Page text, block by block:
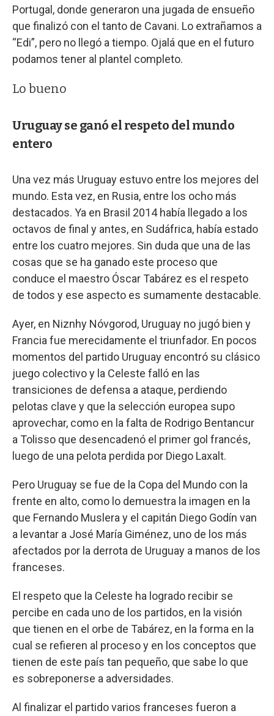
Portugal, donde generaron una jugada de ensueño
que finalizó con el tanto de Cavani. Lo extrañamos a
“Edi”, pero no llegó a tiempo. Ojalá que en el futuro
podamos tener al plantel completo.
Lo bueno
Uruguay se ganó el respeto del mundo
entero
Una vez más Uruguay estuvo entre los mejores del
mundo. Esta vez, en Rusia, entre los ocho más
destacados. Ya en Brasil 2014 había llegado a los
octavos de final y antes, en Sudáfrica, había estado
entre los cuatro mejores. Sin duda que una de las
cosas que se ha ganado este proceso que
conduce el maestro Óscar Tabárez es el respeto
de todos y ese aspecto es sumamente destacable.
Ayer, en Niznhy Nóvgorod, Uruguay no jugó bien y
Francia fue merecidamente el triunfador. En pocos
momentos del partido Uruguay encontró su clásico
juego colectivo y la Celeste falló en las
transiciones de defensa a ataque, perdiendo
pelotas clave y que la selección europea supo
aprovechar, como en la falta de Rodrigo Bentancur
a Tolisso que desencadenó el primer gol francés,
luego de una pelota perdida por Diego Laxalt.
Pero Uruguay se fue de la Copa del Mundo con la
frente en alto, como lo demuestra la imagen en la
que Fernando Muslera y el capitán Diego Godín van
a levantar a José María Giménez, uno de los más
afectados por la derrota de Uruguay a manos de los
franceses.
El respeto que la Celeste ha logrado recibir se
percibe en cada uno de los partidos, en la visión
que tienen en el orbe de Tabárez, en la forma en la
cual se refieren al proceso y en los conceptos que
tienen de este país tan pequeño, que sabe lo que
es sobreponerse a adversidades.
Al finalizar el partido varios franceses fueron a